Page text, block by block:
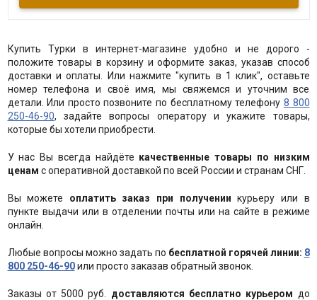
Купить Турки в интернет-магазине удобно и не дорого -
положите товары в корзину и оформите заказ, указав способ
доставки и оплаты. Или нажмите "купить в 1 клик", оставьте
номер телефона и своё имя, мы свяжемся и уточним все
детали. Или просто позвоните по бесплатному телефону 8 800
250-46-90, задайте вопросы оператору и укажите товары,
которые бы хотели приобрести.
У нас Вы всегда найдёте качественные товары по низким
ценам с оперативной доставкой по всей России и странам СНГ.
Вы можете оплатить заказ при получении курьеру или в
пункте выдачи или в отделении почты или на сайте в режиме
онлайн.
Любые вопросы можно задать по бесплатной горячей линии: 8
800 250-46-90или просто заказав обратный звонок.
Заказы от 5000 руб. доставляются бесплатно курьером до